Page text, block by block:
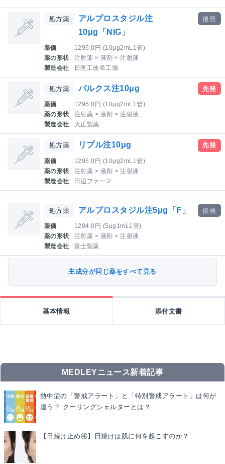
処方薬
アルプロスタジル注
10μg「NIG」
薬価
1295.0円 (10μg2mL1管)
薬の形状
注射薬 > 液剤 > 注射液
製造会社
日医工岐阜工場
後発
処方薬 パルクス注10μg
薬価
1295.0円 (10μg2mL1管)
薬の形状
注射薬 > 液剤 > 注射液
製造会社
大正製薬
先発
処方薬 リプル注10μg
薬価
1295.0円 (10μg2mL1管)
薬の形状
注射薬 > 液剤 > 注射液
製造会社
田辺ファーマ
先発
処方薬 アルプロスタジル注5μg「F」
薬価
1204.0円 (5μg1mL1管)
薬の形状
注射薬 > 液剤 > 注射液
製造会社
富士製薬
後発
主成分が同じ薬をすべて見る
基本情報 添付文書
MEDLEYニュース新着記事
熱中症の「警戒アラート」と「特別警戒アラート」は何が
違う？ クーリングシェルターとは？
【日焼け止め④】日焼けは肌に何を起こすのか？